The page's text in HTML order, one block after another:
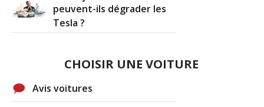
peuvent-ils dégrader les
Tesla ?
CHOISIR UNE VOITURE
Avis voitures